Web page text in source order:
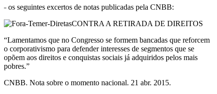
˗ os seguintes excertos de notas publicadas pela CNBB:
CONTRA A RETIRADA DE DIREITOS
“Lamentamos que no Congresso se formem bancadas que reforcem
o corporativismo para defender interesses de segmentos que se
opõem aos direitos e conquistas sociais já adquiridos pelos mais
pobres.”
CNBB. Nota sobre o momento nacional. 21 abr. 2015.